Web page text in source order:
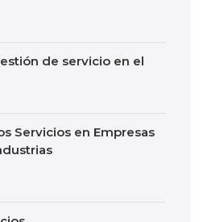
de servicio en el
Servicios en Empresas